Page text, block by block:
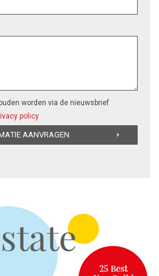
worden via de nieuwsbrief
policy